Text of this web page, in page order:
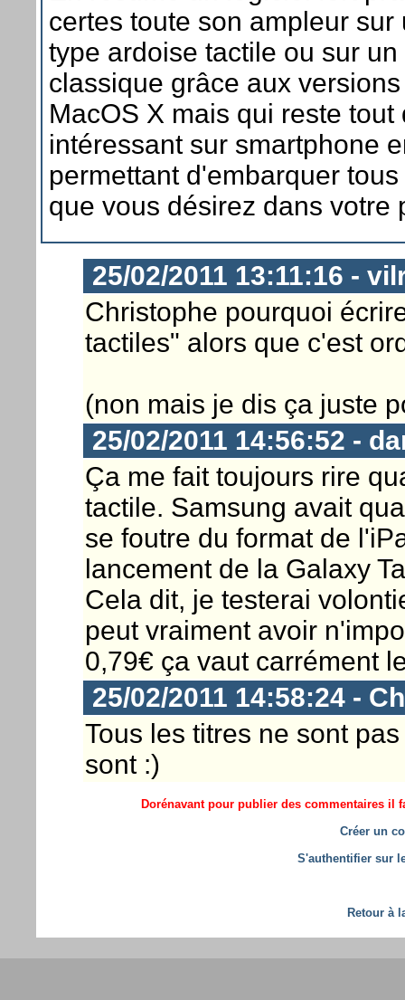
certes toute son ampleur sur
type ardoise tactile ou sur
classique grâce aux
MacOS X mais qui reste tout
intéressant sur smartphone
permettant d'embarquer
que vous désirez dans votre
25/02/2011 13:11:16 -
Christophe pourquoi
tactiles" alors que c'est
(non mais je dis ça juste
25/02/2011 14:56:52 -
Ça me fait toujours rire
tactile. Samsung avait
se foutre du format de
lancement de la Galaxy
Cela dit, je testerai
peut vraiment avoir
0,79€ ça vaut carrément
25/02/2011 14:58:24 -
Tous les titres ne sont
sont :)
Dorénavant pour publier des commentaires il
Créer un
S'authentifier sur
Retour à